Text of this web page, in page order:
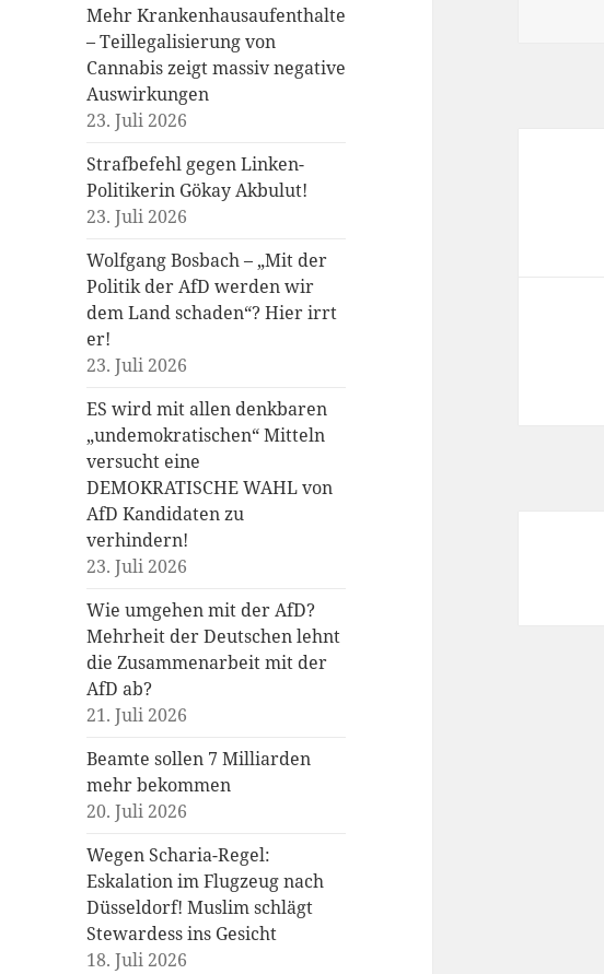
Mehr Krankenhausaufenthalte
– Teillegalisierung von
Cannabis zeigt massiv negative
Auswirkungen
23. Juli 2026
Strafbefehl gegen Linken-
Politikerin Gökay Akbulut!
23. Juli 2026
Wolfgang Bosbach – „Mit der
Politik der AfD werden wir
dem Land schaden“? Hier irrt
er!
23. Juli 2026
ES wird mit allen denkbaren
„undemokratischen“ Mitteln
versucht eine
DEMOKRATISCHE WAHL von
AfD Kandidaten zu
verhindern!
23. Juli 2026
Wie umgehen mit der AfD?
Mehrheit der Deutschen lehnt
die Zusammenarbeit mit der
AfD ab?
21. Juli 2026
Beamte sollen 7 Milliarden
mehr bekommen
20. Juli 2026
Wegen Scharia-Regel:
Eskalation im Flugzeug nach
Düsseldorf! Muslim schlägt
Stewardess ins Gesicht
18. Juli 2026